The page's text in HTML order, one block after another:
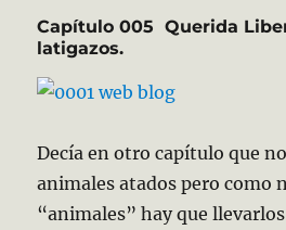
Capítulo 005 Querida
latigazos.
Decía en otro capítulo que
animales atados pero como
“animales” hay que